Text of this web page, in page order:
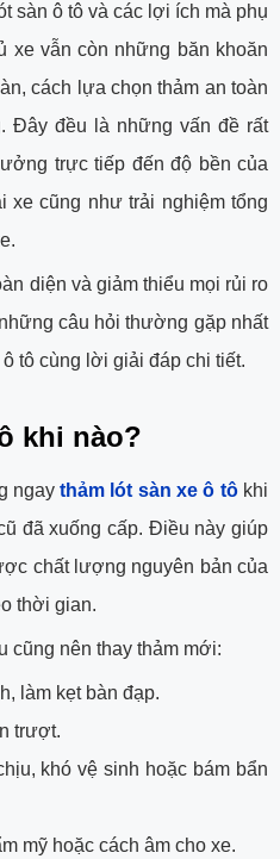
sàn ô tô và các lợi ích mà phụ
xe vẫn còn những băn khoăn
cách lựa chọn thảm an toàn
Đây đều là những vấn đề rất
trực tiếp đến độ bền của
xe cũng như trải nghiệm tổng
diện và giảm thiểu mọi rủi ro
câu hỏi thường gặp nhất
tô cùng lời giải đáp chi tiết.
khi nào?
ngaythảm lót sàn xe ô tôkhi
đã xuống cấp. Điều này giúp
chất lượng nguyên bản của
thời gian.
cũng nên thay thảm mới:
làm kẹt bàn đạp.
trượt.
khó vệ sinh hoặc bám bẩn
mỹ hoặc cách âm cho xe.